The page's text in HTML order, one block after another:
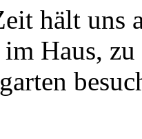
hält uns
Haus,